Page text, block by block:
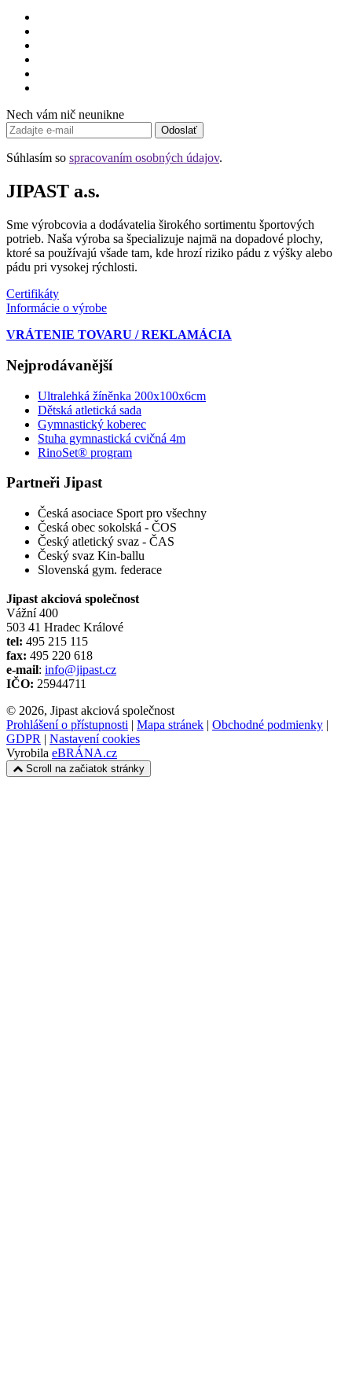
Nech vám nič neunikne
Odoslať
Súhlasím so spracovaním osobných údajov.
JIPAST a.s.
Sme výrobcovia a dodávatelia širokého sortimentu športových
potrieb. Naša výroba sa špecializuje najmä na dopadové plochy,
ktoré sa používajú všade tam, kde hrozí riziko pádu z výšky alebo
pádu pri vysokej rýchlosti.
Certifikáty
Informácie o výrobe
VRÁTENIE TOVARU / REKLAMÁCIA
Nejprodávanější
Ultralehká žíněnka 200x100x6cm
Dětská atletická sada
Gymnastický koberec
Stuha gymnastická cvičná 4m
RinoSet® program
Partneři Jipast
Česká asociace Sport pro všechny
Česká obec sokolská - ČOS
Český atletický svaz - ČAS
Český svaz Kin-ballu
Slovenská gym. federace
Jipast akciová společnost
Vážní 400
503 41 Hradec Králové
tel: 495 215 115
fax: 495 220 618
e-mail: info@jipast.cz
IČO: 25944711
© 2026, Jipast akciová společnost
Prohlášení o přístupnosti | Mapa stránek | Obchodné podmienky |
GDPR | Nastavení cookies
Vyrobila eBRÁNA.cz
Scroll na začiatok stránky